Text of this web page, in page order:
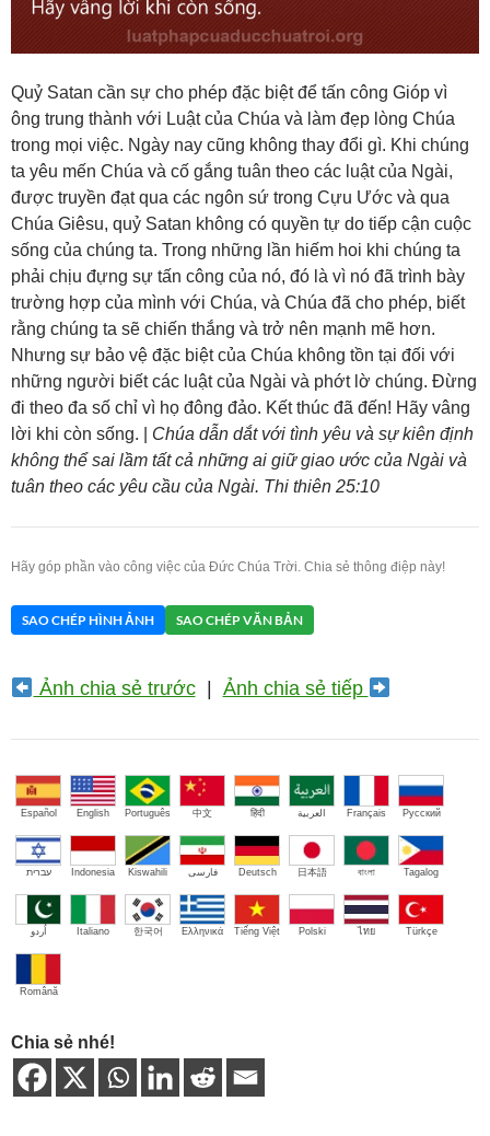
Quỷ Satan cần sự cho phép đặc biệt để tấn công Gióp vì
ông trung thành với Luật của Chúa và làm đẹp lòng Chúa
trong mọi việc. Ngày nay cũng không thay đổi gì. Khi chúng
ta yêu mến Chúa và cố gắng tuân theo các luật của Ngài,
được truyền đạt qua các ngôn sứ trong Cựu Ước và qua
Chúa Giêsu, quỷ Satan không có quyền tự do tiếp cận cuộc
sống của chúng ta. Trong những lần hiếm hoi khi chúng ta
phải chịu đựng sự tấn công của nó, đó là vì nó đã trình bày
trường hợp của mình với Chúa, và Chúa đã cho phép, biết
rằng chúng ta sẽ chiến thắng và trở nên mạnh mẽ hơn.
Nhưng sự bảo vệ đặc biệt của Chúa không tồn tại đối với
những người biết các luật của Ngài và phớt lờ chúng. Đừng
đi theo đa số chỉ vì họ đông đảo. Kết thúc đã đến! Hãy vâng
lời khi còn sống. | Chúa dẫn dắt với tình yêu và sự kiên định
không thể sai lầm tất cả những ai giữ giao ước của Ngài và
tuân theo các yêu cầu của Ngài. Thi thiên 25:10
Hãy góp phần vào công việc của Đức Chúa Trời. Chia sẻ thông điệp này!
SAO CHÉP HÌNH ẢNH SAO CHÉP VĂN BẢN
Ảnh chia sẻ trước| Ảnh chia sẻ tiếp
Español English Português 中文 हिंदी العربية Français Русский
עברית Indonesia Kiswahili فارسی Deutsch 日本語 বাংলা Tagalog
اُردو Italiano 한국어 Ελληνικά Tiếng Việt Polski ไทย Türkçe
Română
Chia sẻ nhé!